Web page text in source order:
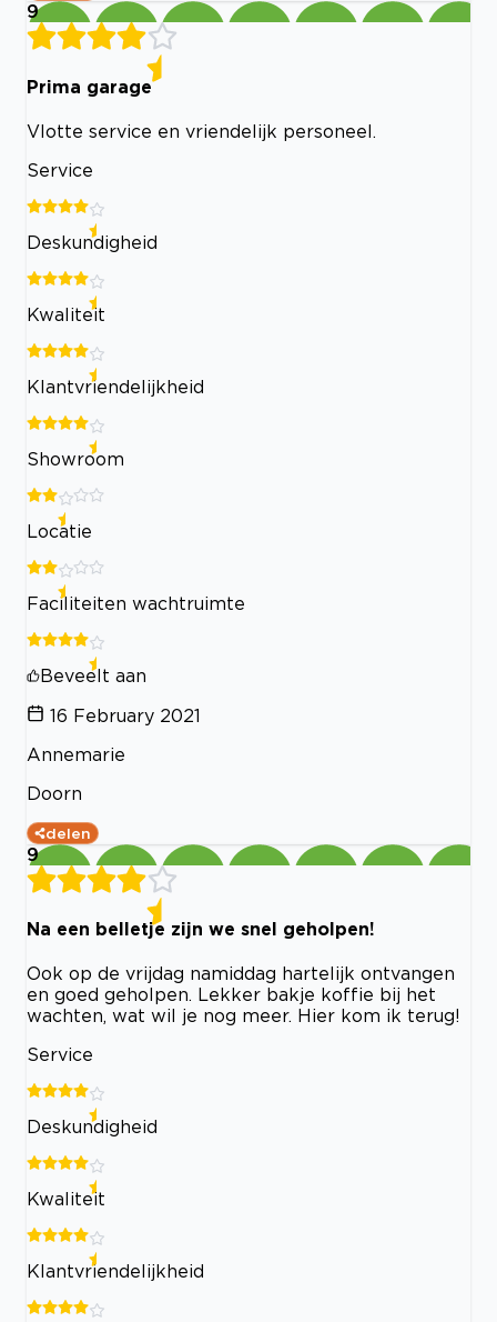
9
Prima garage
Vlotte service en vriendelijk personeel.
Service
Deskundigheid
Kwaliteit
Klantvriendelijkheid
Showroom
Locatie
Faciliteiten wachtruimte
Beveelt aan
16 February 2021
Annemarie
Doorn
delen
9
Na een belletje zijn we snel geholpen!
Ook op de vrijdag namiddag hartelijk ontvangen
en goed geholpen. Lekker bakje koffie bij het
wachten, wat wil je nog meer. Hier kom ik terug!
Service
Deskundigheid
Kwaliteit
Klantvriendelijkheid